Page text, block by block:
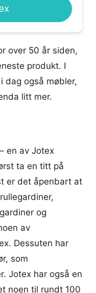
over 50 år siden,
produkt. I
dag også møbler,
litt mer.
en av Jotex
ta en titt på
er det åpenbart at
og
av
Dessuten har
som
Jotex har også en
noen til rundt 100